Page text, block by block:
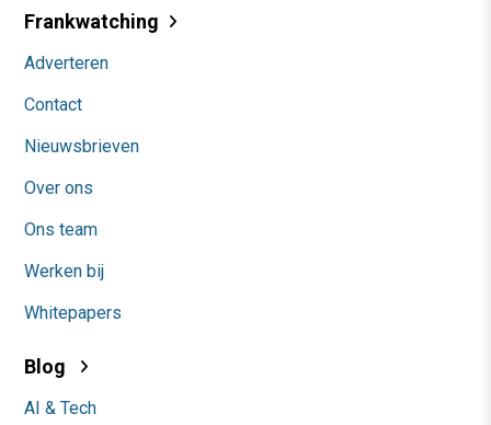
Frankwatching
Adverteren
Contact
Nieuwsbrieven
Over ons
Ons team
Werken bij
Whitepapers
Blog
AI & Tech